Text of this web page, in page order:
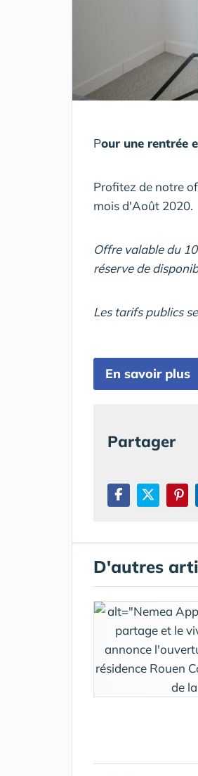
Pour une rentrée
Profitez de notre
mois d'Août 2020.
Offre valable du
réserve de
Les tarifs publics
En savoir plus
Partager
D'autres